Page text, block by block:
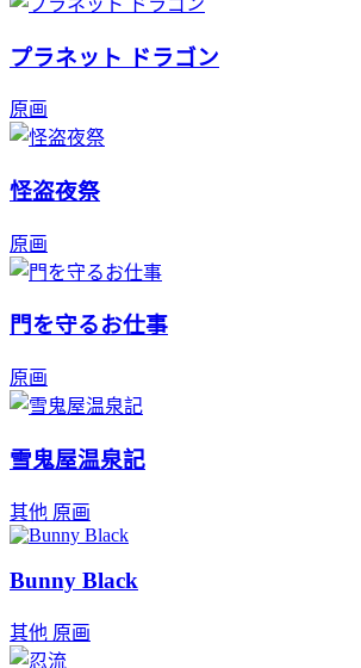
プラネット ドラゴン
原画
怪盗夜祭
原画
門を守るお仕事
原画
雪鬼屋温泉記
其他 原画
Bunny Black
其他 原画